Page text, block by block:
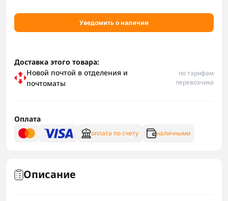
Уведомить о наличии
Доставка этого товара:
Новой почтой в отделения и
почтоматы
по тарифам
перевозчика
Оплата
оплата по счету наличными
Описание